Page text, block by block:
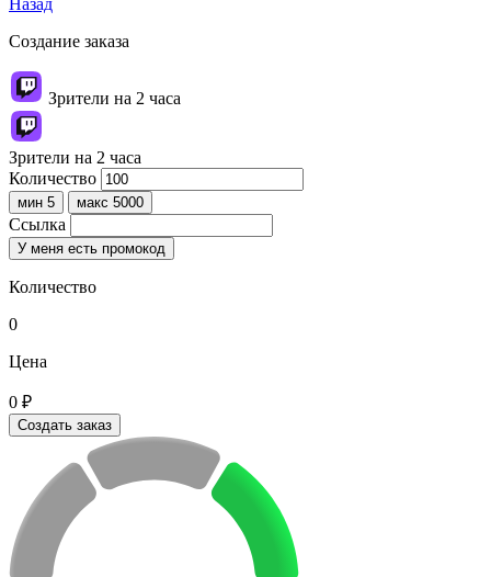
Назад
Создание заказа
Зрители на 2 часа
Зрители на 2 часа
Количество
мин 5 макс 5000
Ссылка
У меня есть промокод
Количество
0
Цена
0 ₽
Создать заказ